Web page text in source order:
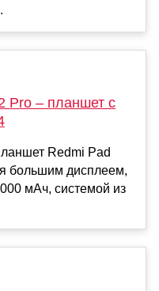
Pro – планшет с
Redmi Pad
большим дисплеем,
мАч, системой из